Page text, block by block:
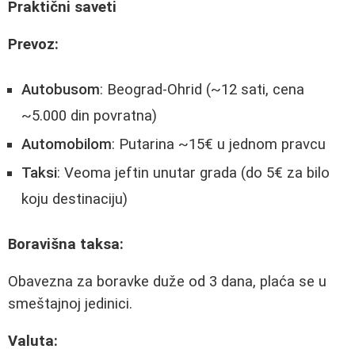
Praktični saveti
Prevoz:
Autobusom: Beograd-Ohrid (~12 sati, cena
~5.000 din povratna)
Automobilom: Putarina ~15€ u jednom pravcu
Taksi: Veoma jeftin unutar grada (do 5€ za bilo
koju destinaciju)
Boravišna taksa:
Obavezna za boravke duže od 3 dana, plaća se u
smeštajnoj jedinici.
Valuta: